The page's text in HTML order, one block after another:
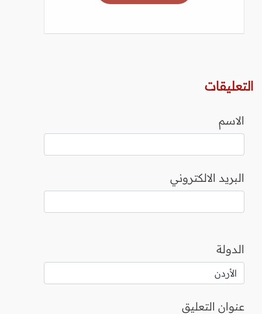
التعليقات
الاسم
البريد الالكتروني
الدولة
عنوان التعليق